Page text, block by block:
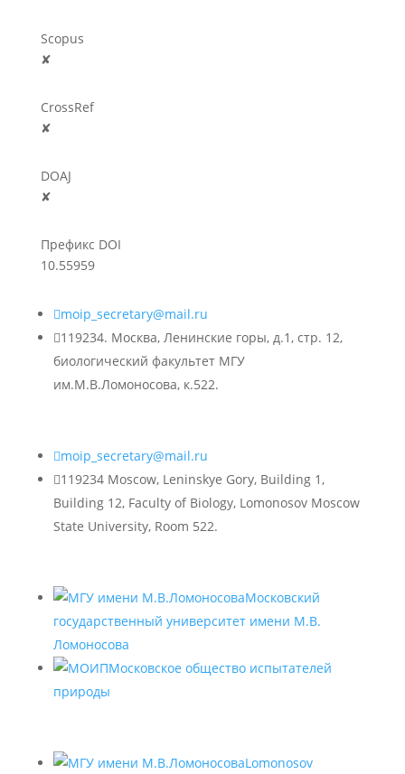
Scopus
✘
CrossRef
✘
DOAJ
✘
Префикс DOI
10.55959
moip_secretary@mail.ru
119234. Москва, Ленинские горы, д.1, стр. 12,
биологический факультет МГУ
им.М.В.Ломоносова, к.522.
moip_secretary@mail.ru
119234 Moscow, Leninskye Gory, Building 1,
Building 12, Faculty of Biology, Lomonosov Moscow
State University, Room 522.
Московский
государственный университет имени М.В.
Ломоносова
Московское общество испытателей
природы
Lomonosov